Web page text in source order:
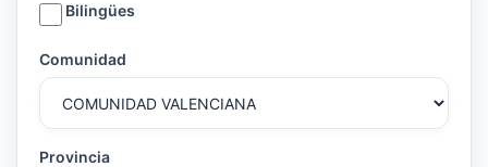
Bilingües
Comunidad
Provincia